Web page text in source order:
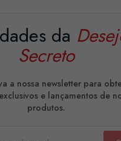
da
Secreto
a nossa newsletter para
e lançamentos de
produtos.